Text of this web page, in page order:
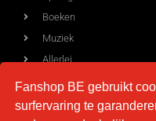
Boeken
Muziek
Allerlei
Voorwaarden
Fanshop BE gebruikt
surfervaring te